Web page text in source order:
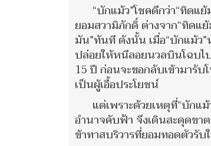
“บักแม้ว”โชคดีกว่า“ทิด
ยอมสวามิภักดิ์ ต่างจาก“ทิดแ
มัน”ทันที ดังนั้น เมื่อ“บักแม้ว
ปล่อยให้หนีลอยนวลบินโฉบไ
15 ปี ก่อนจะขอกลับเข้ามารับ
เป็นผู้เอื้อประโยชน์
แต่เพราะด้วยเหตุที่“บักแ
อำนาจคับฟ้า จึงเดินสะดุดขา
ข้าทาสบริวารที่ยอมทอดตัวรั